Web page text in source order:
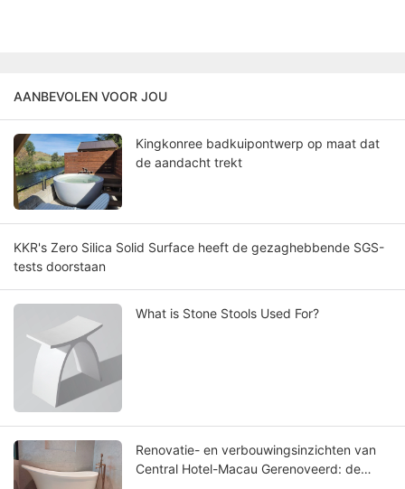
AANBEVOLEN VOOR JOU
Kingkonree badkuipontwerp op maat dat
de aandacht trekt
KKR's Zero Silica Solid Surface heeft de gezaghebbende SGS-
tests doorstaan
What is Stone Stools Used For?
Renovatie- en verbouwingsinzichten van
Central Hotel-Macau Gerenoveerd: de